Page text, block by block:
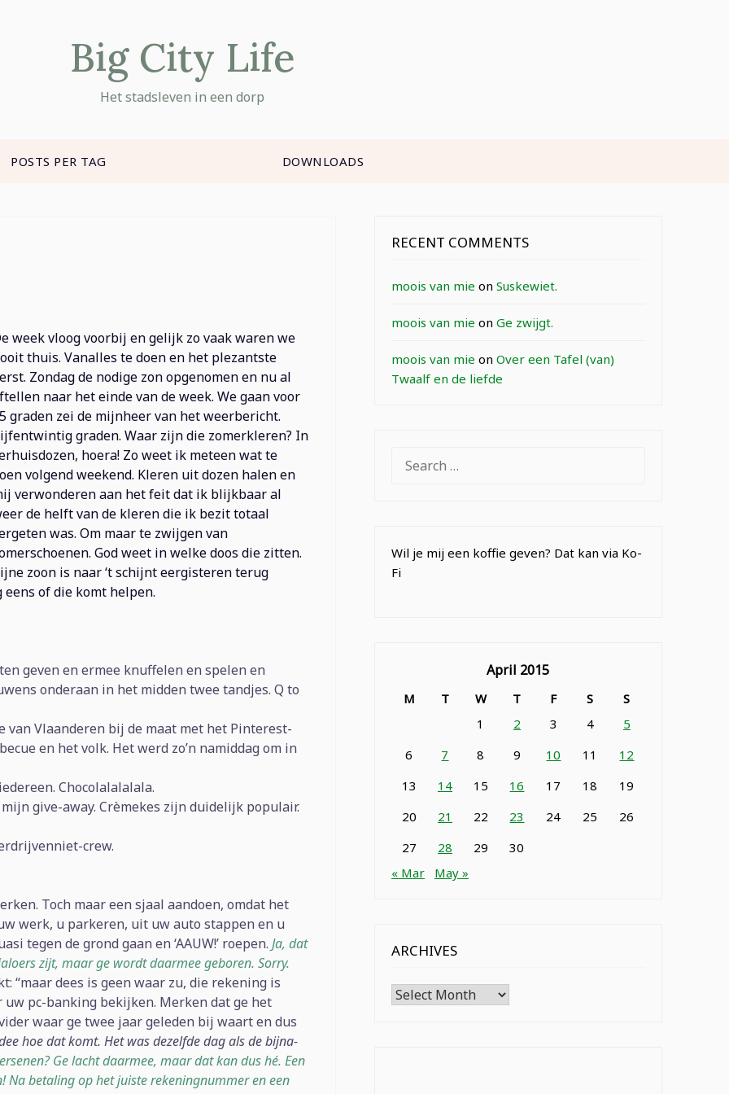
Big City Life
Het stadsleven in een dorp
POSTS PER TAG DOWNLOADS
week vloog voorbij en gelijk zo vaak waren we
thuis. Vanalles te doen en het plezantste
Zondag de nodige zon opgenomen en nu al
naar het einde van de week. We gaan voor
graden zei de mijnheer van het weerbericht.
graden. Waar zijn die zomerkleren? In
hoera! Zo weet ik meteen wat te
volgend weekend. Kleren uit dozen halen en
verwonderen aan het feit dat ik blijkbaar al
de helft van de kleren die ik bezit totaal
was. Om maar te zwijgen van
God weet in welke doos die zitten.
zoon is naar ‘t schijnt eergisteren terug
of die komt helpen.
geven en ermee knuffelen en spelen en
onderaan in het midden twee tandjes. Q to
van Vlaanderen bij de maat met het Pinterest-
en het volk. Het werd zo’n namiddag om in
Chocolalalalala.
give-away. Crèmekes zijn duidelijk populair.
crew.
Toch maar een sjaal aandoen, omdat het
werk, u parkeren, uit uw auto stappen en u
tegen de grond gaan en ‘AAUW!’ roepen.Ja, dat
zijt, maar ge wordt daarmee geboren. Sorry.
“maar dees is geen waar zu, die rekening is
uw pc-banking bekijken. Merken dat ge het
waar ge twee jaar geleden bij waart en dus
hoe dat komt. Het was dezelfde dag als de bijna-
Ge lacht daarmee, maar dat kan dus hé. Een
betaling op het juiste rekeningnummer en een
RECENT COMMENTS
moois van mie on Suskewiet.
moois van mie on Ge zwijgt.
moois van mie on Over een Tafel (van)
Twaalf en de liefde
FOR:
Wil je mij een koffie geven? Dat kan via Ko-
Fi
April 2015
M T W T F S
S
1
2 3 4
5
6
7 8 9 10 11
12
13
14 15 16 17 18
19
20
21 22 23 24 25
26
27
28 29
30
« Mar
May »
ARCHIVES
Archives